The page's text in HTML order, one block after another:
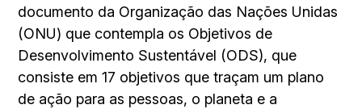
documento da Organização das Nações Unidas
(ONU) que contempla os Objetivos de
Desenvolvimento Sustentável (ODS), que
consiste em 17 objetivos que traçam um plano
de ação para as pessoas, o planeta e a